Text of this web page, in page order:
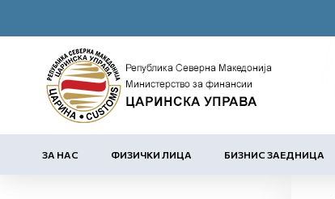
ЗА НАС ФИЗИЧКИ ЛИЦА БИЗНИС ЗАЕДНИЦА